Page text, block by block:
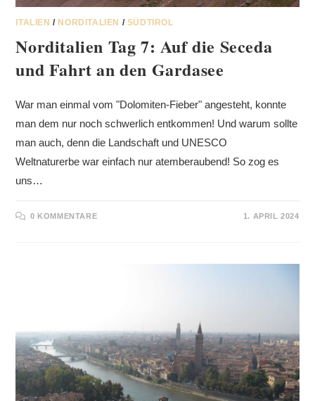
ITALIEN / NORDITALIEN / SÜDTIROL
Norditalien Tag 7: Auf die Seceda
und Fahrt an den Gardasee
War man einmal vom "Dolomiten-Fieber" angesteht, konnte
man dem nur noch schwerlich entkommen! Und warum sollte
man auch, denn die Landschaft und UNESCO
Weltnaturerbe war einfach nur atemberaubend! So zog es
uns…
0 KOMMENTARE 1. APRIL 2024